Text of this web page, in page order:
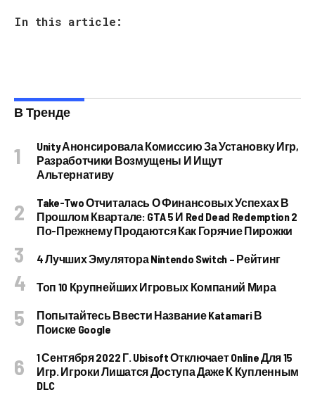
In this article:
В Тренде
Unity Анонсировала Комиссию За Установку Игр,
Разработчики Возмущены И Ищут
Альтернативу
Take-Two Отчиталась О Финансовых Успехах В
Прошлом Квартале: GTA 5 И Red Dead Redemption 2
По-Прежнему Продаются Как Горячие Пирожки
4 Лучших Эмулятора Nintendo Switch – Рейтинг
Топ 10 Крупнейших Игровых Компаний Мира
Попытайтесь Ввести Название Katamari В
Поиске Google
1 Сентября 2022 Г. Ubisoft Отключает Online Для 15
Игр. Игроки Лишатся Доступа Даже К Купленным
DLC